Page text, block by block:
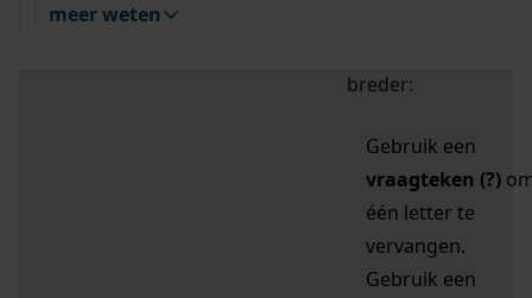
meer weten
breder:
Gebruik een
vraagteken (?)
één letter te
vervangen.
Gebruik een